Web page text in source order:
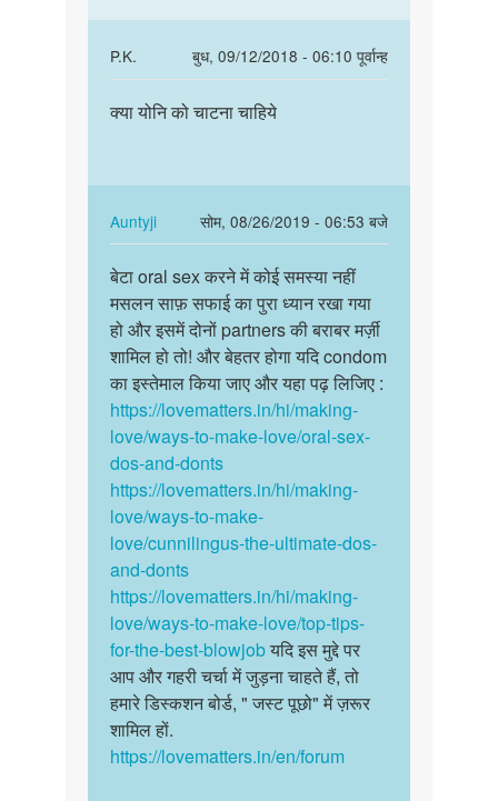
ladki…
Ayub
shaikh
P.K.
बुध, 09/12/2018 - 06:10 पूर्वान्ह
reply
to
iss
vishay
main…
by
Auntyji
क्या
चाटना
चाहिये
क्या योनि को चाटना चाहिये
Auntyji
सोम, 08/26/2019 - 06:53 बजे
In
reply
to
क्या
योनि
को
चाटना
चाहिये
by
P.K.
बेटा
oral
sex
करने
में
कोई…
बेटा oral sex करने में कोई समस्या नहीं
मसलन साफ़ सफाई का पुरा ध्यान रखा गया
हो और इसमें दोनों partners की बराबर मर्ज़ी
शामिल हो तो! और बेहतर होगा यदि condom
का इस्तेमाल किया जाए और यहा पढ़ लिजिए :
https://lovematters.in/hi/making-
love/ways-to-make-love/oral-sex-
dos-and-donts
https://lovematters.in/hi/making-
love/ways-to-make-
love/cunnilingus-the-ultimate-dos-
and-donts
https://lovematters.in/hi/making-
love/ways-to-make-love/top-tips-
for-the-best-blowjobयदि इस मुद्दे पर
आप और गहरी चर्चा में जुड़ना चाहते हैं, तो
हमारे डिस्कशन बोर्ड, " जस्ट पूछो" में ज़रूर
शामिल हों.
https://lovematters.in/en/forum